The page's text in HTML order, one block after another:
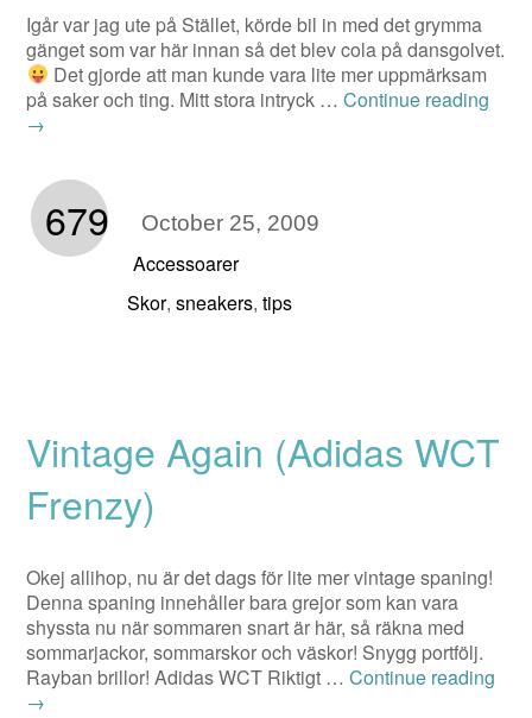
Igår var jag ute på Stället, körde bil in med det grymma
gänget som var här innan så det blev cola på dansgolvet.
Det gjorde att man kunde vara lite mer uppmärksam
på saker och ting. Mitt stora intryck …Continue reading
→
679 October 25, 2009
Accessoarer
Skor,sneakers,tips
Vintage Again (Adidas WCT
Frenzy)
Okej allihop, nu är det dags för lite mer vintage spaning!
Denna spaning innehåller bara grejor som kan vara
shyssta nu när sommaren snart är här, så räkna med
sommarjackor, sommarskor och väskor! Snygg portfölj.
Rayban brillor! Adidas WCT Riktigt …Continue reading
→